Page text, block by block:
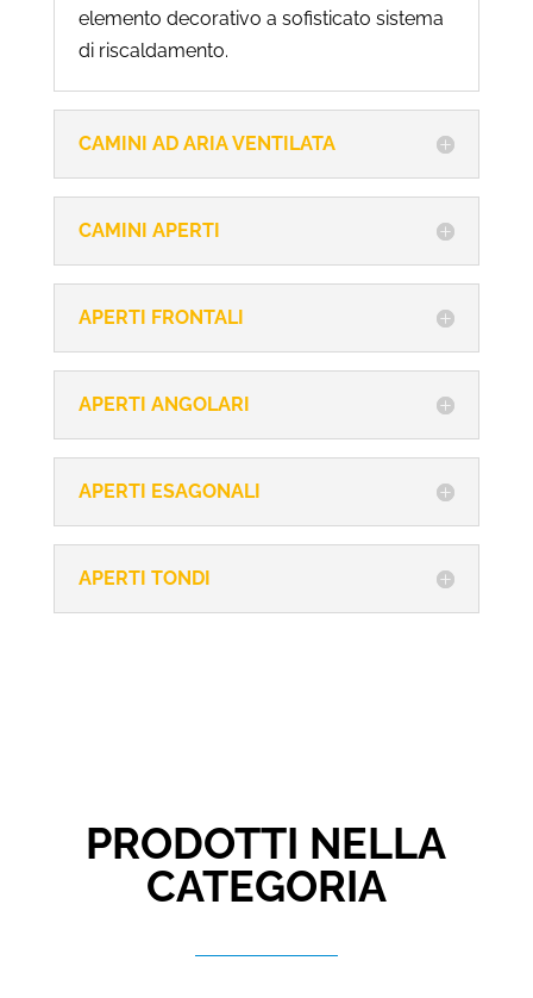
elemento decorativo a sofisticato sistema
di riscaldamento.
CAMINI AD ARIA VENTILATA
CAMINI APERTI
APERTI FRONTALI
APERTI ANGOLARI
APERTI ESAGONALI
APERTI TONDI
PRODOTTI NELLA
CATEGORIA